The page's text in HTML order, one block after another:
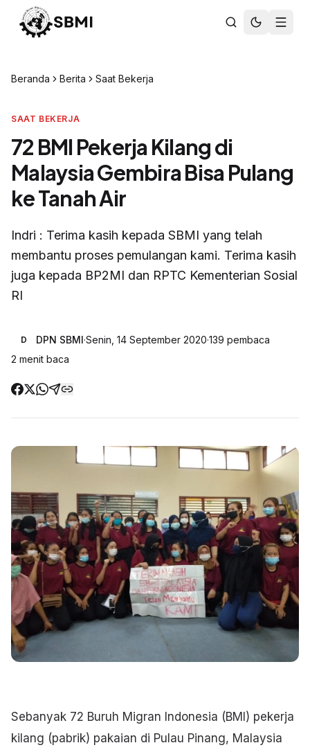
Beranda Berita Saat Bekerja
SAAT BEKERJA
72 BMI Pekerja Kilang di
Malaysia Gembira Bisa Pulang
ke Tanah Air
Indri : Terima kasih kepada SBMI yang telah
membantu proses pemulangan kami. Terima kasih
juga kepada BP2MI dan RPTC Kementerian Sosial
RI
D DPN SBMI·Senin, 14 September 2020·139 pembaca
2 menit baca
Sebanyak 72 Buruh Migran Indonesia (BMI) pekerja
kilang (pabrik) pakaian di Pulau Pinang, Malaysia